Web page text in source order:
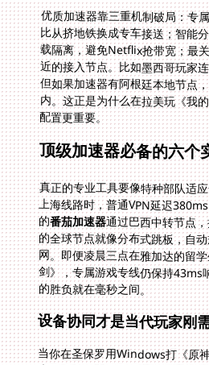
优质加速器靠三重机制破局：专
比从挤地铁换成专车接送；智能
载隔离，避免Netflix抢带宽；最
近的接入节点。比如墨西哥玩家
但如果加速器有阿根廷本地节
内。这正是为什么在拉美玩《我
配置更重要。
顶级加速器必备的六个
真正的专业工具要像特种部队适
上海线路时，普通VPN延迟
的番茄加速器通过巴西中转节点
的全球节点就像分布式跳
网。即便凌晨三点在雅
剑》，专属游戏专线仍保
的胜负就在毫秒之间。
设备协同才是当代玩家刚
当你在圣保罗用Windows打《原
查看攻略，安卓手机还挂着语音
你反复掉线重连。真正实用的工
转。实测多端同时加速时，百兆独
能满速运行，这对需要多屏协作的
试想玩《我的起源》造飞船时突然